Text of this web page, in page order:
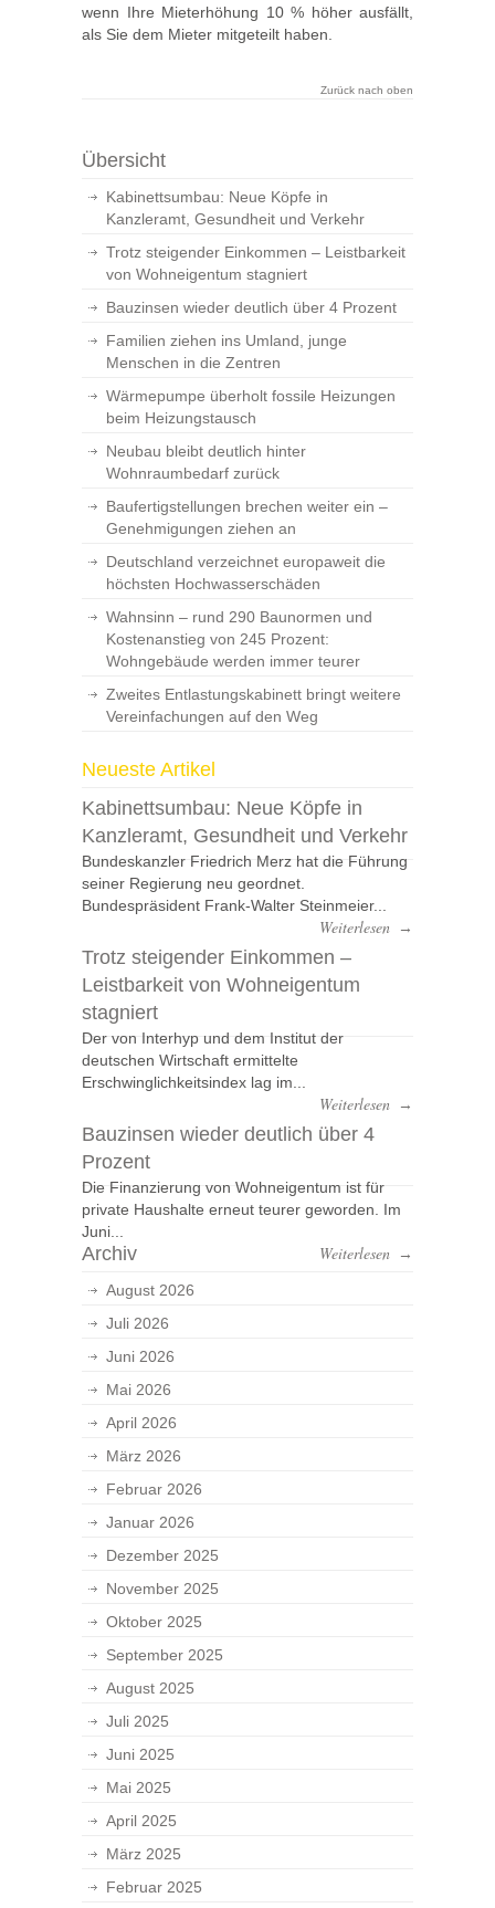
wenn Ihre Mieterhöhung 10 % höher ausfällt,
als Sie dem Mieter mitgeteilt haben.
Zurück nach oben
Übersicht
Kabinettsumbau: Neue Köpfe in
Kanzleramt, Gesundheit und Verkehr
Trotz steigender Einkommen – Leistbarkeit
von Wohneigentum stagniert
Bauzinsen wieder deutlich über 4 Prozent
Familien ziehen ins Umland, junge
Menschen in die Zentren
Wärmepumpe überholt fossile Heizungen
beim Heizungstausch
Neubau bleibt deutlich hinter
Wohnraumbedarf zurück
Baufertigstellungen brechen weiter ein –
Genehmigungen ziehen an
Deutschland verzeichnet europaweit die
höchsten Hochwasserschäden
Wahnsinn – rund 290 Baunormen und
Kostenanstieg von 245 Prozent:
Wohngebäude werden immer teurer
Zweites Entlastungskabinett bringt weitere
Vereinfachungen auf den Weg
Neueste Artikel
Kabinettsumbau: Neue Köpfe in
Kanzleramt, Gesundheit und Verkehr
Bundeskanzler Friedrich Merz hat die Führung
seiner Regierung neu geordnet.
Bundespräsident Frank-Walter Steinmeier...
Weiterlesen →
Trotz steigender Einkommen –
Leistbarkeit von Wohneigentum
stagniert
Der von Interhyp und dem Institut der
deutschen Wirtschaft ermittelte
Erschwinglichkeitsindex lag im...
Weiterlesen →
Bauzinsen wieder deutlich über 4
Prozent
Die Finanzierung von Wohneigentum ist für
private Haushalte erneut teurer geworden. Im
Juni...
Weiterlesen →
Archiv
August 2026
Juli 2026
Juni 2026
Mai 2026
April 2026
März 2026
Februar 2026
Januar 2026
Dezember 2025
November 2025
Oktober 2025
September 2025
August 2025
Juli 2025
Juni 2025
Mai 2025
April 2025
März 2025
Februar 2025